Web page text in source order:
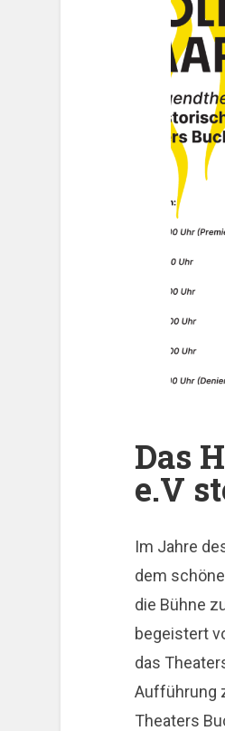
Das
e.V
Im Jahre
dem
die Bühne
begeistert
das
Aufführung
Theaters